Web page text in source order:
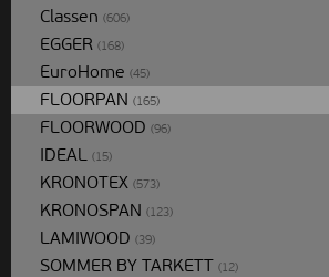
Classen (606)
EGGER (168)
EuroHome (45)
FLOORPAN (165)
FLOORWOOD (96)
IDEAL (15)
KRONOTEX (573)
KRONOSPAN (123)
LAMIWOOD (39)
SOMMER BY TARKETT (12)